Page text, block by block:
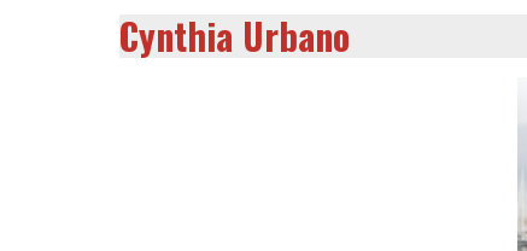
Cynthia Urbano